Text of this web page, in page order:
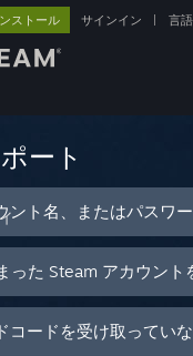
ストール サインイン 言語
ート
ント名、またはパスワ
った Steam アカウント
コードを受け取ってい